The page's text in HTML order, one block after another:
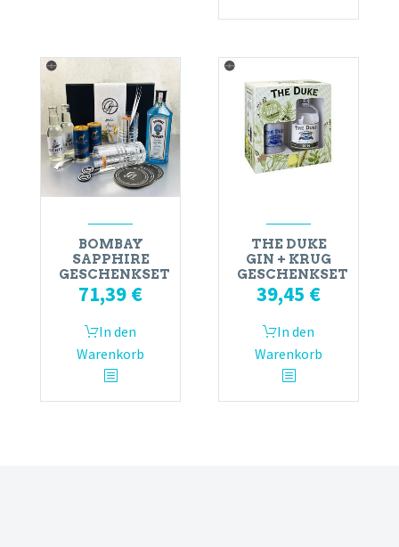
BOMBAY
SAPPHIRE
GESCHENKSET
71,39 €
In den
Warenkorb
THE DUKE
GIN + KRUG
GESCHENKSET
39,45 €
In den
Warenkorb